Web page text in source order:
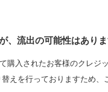
、流出の可能性はあり
購入されたお客様のクレジ
えを行っておりますため